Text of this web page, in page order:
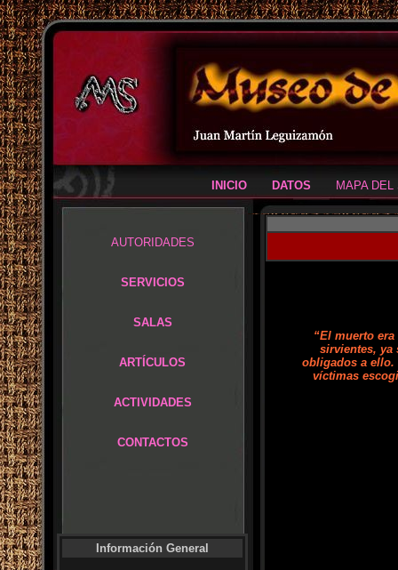
INICIO DATOS MAPA DEL
AUTORIDADES
SERVICIOS
SALAS
ARTÍCULOS
ACTIVIDADES
CONTACTOS
“El muerto
sirvientes, ya
obligados a ello.
víctimas
Información General